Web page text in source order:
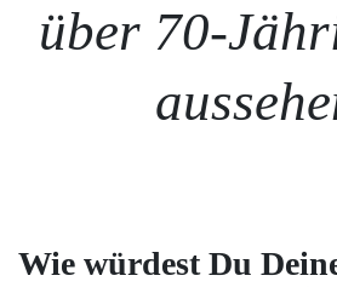
über 70-
Wie würdest Du